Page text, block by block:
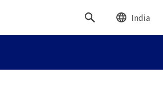
India